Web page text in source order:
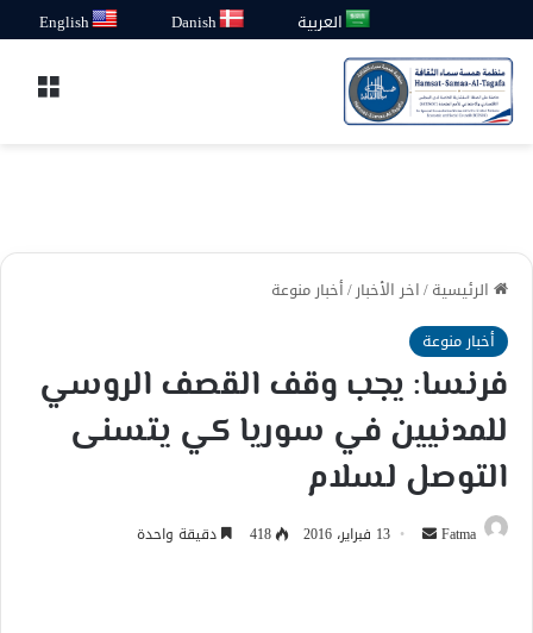
العربية Danish
English
الرئيسية/اخر الأخبار/أخبار منوعة
أخبار منوعة
فرنسا: يجب وقف القصف الروسي
للمدنيين في سوريا كي يتسنى
التوصل لسلام
Fatma
أرسل 13 فبراير، 2016 418 دقيقة واحدة